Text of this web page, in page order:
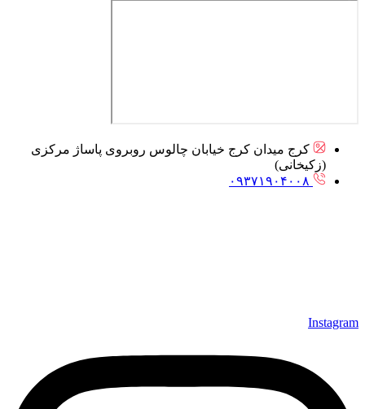
کرج میدان کرج خیابان چالوس روبروی پاساژ مرکزی
(زکیخانی)
۰۹۳۷۱۹۰۴۰۰۸
Instagram